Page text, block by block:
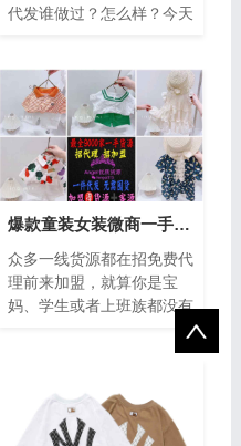
代发谁做过？怎么样？今天
牌男装，女...
爆款童装女装微商一手货源，网红抖音支持一件代发
众多一线货源都在招免费代
理前来加盟，就算你是宝
妈、学生或者上班族都没有
关系，只要你有手机，不论
什么时间，什么地点都可以